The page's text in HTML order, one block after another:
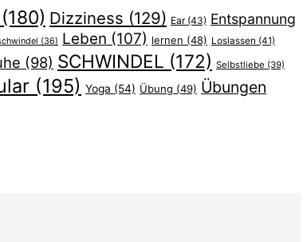
(180) Dizziness (129) Ear(43) Entspannung
(36) Leben (107) lernen (48) Loslassen (41)
(98) SCHWINDEL (172) Selbstliebe (39)
(195) Yoga (54) Übung (49) Übungen